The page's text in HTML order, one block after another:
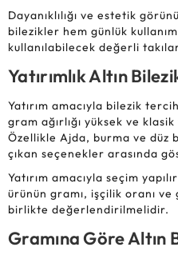
Dayanıklılığı ve estetik
bilezikler hem günlük
kullanılabilecek değerli
Yatırımlık Altın
Yatırım amacıyla bilezik
gram ağırlığı yüksek ve
Özellikle Ajda, burma ve düz
çıkan seçenekler arasında
Yatırım amacıyla seçim
ürünün gramı, işçilik oranı ve
birlikte değerlendirilmelidir.
Gramına Göre Altın